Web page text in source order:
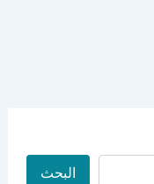
البحث